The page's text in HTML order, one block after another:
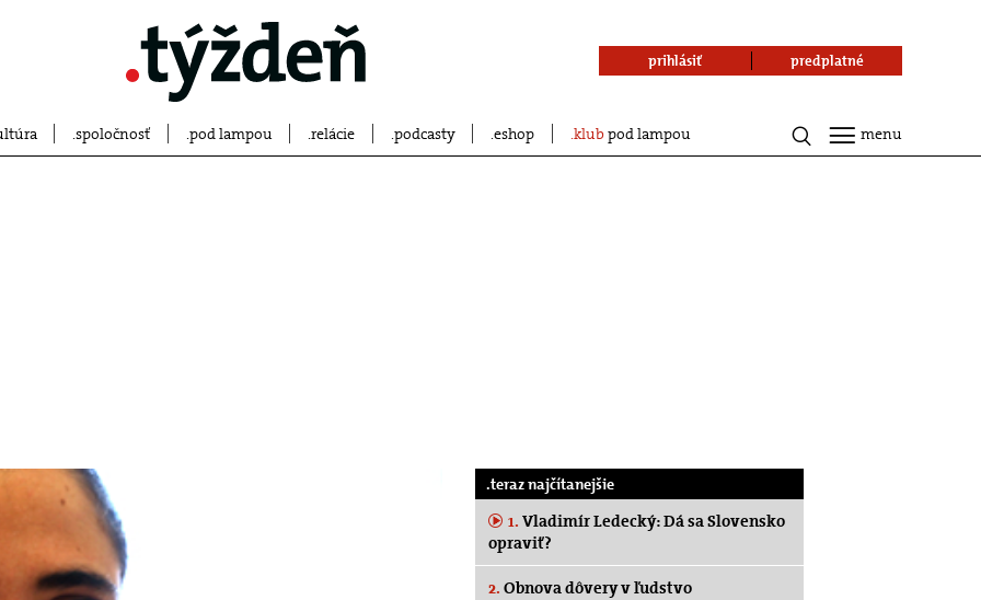
spoločnosť pod lampou relácie podcasty eshop klubpod lampou
prihlásiť predplatné
menu
.teraz najčítanejšie
1. Vladimír Ledecký: Dá sa Slovensko
opraviť?
2. Obnova dôvery v ľudstvo